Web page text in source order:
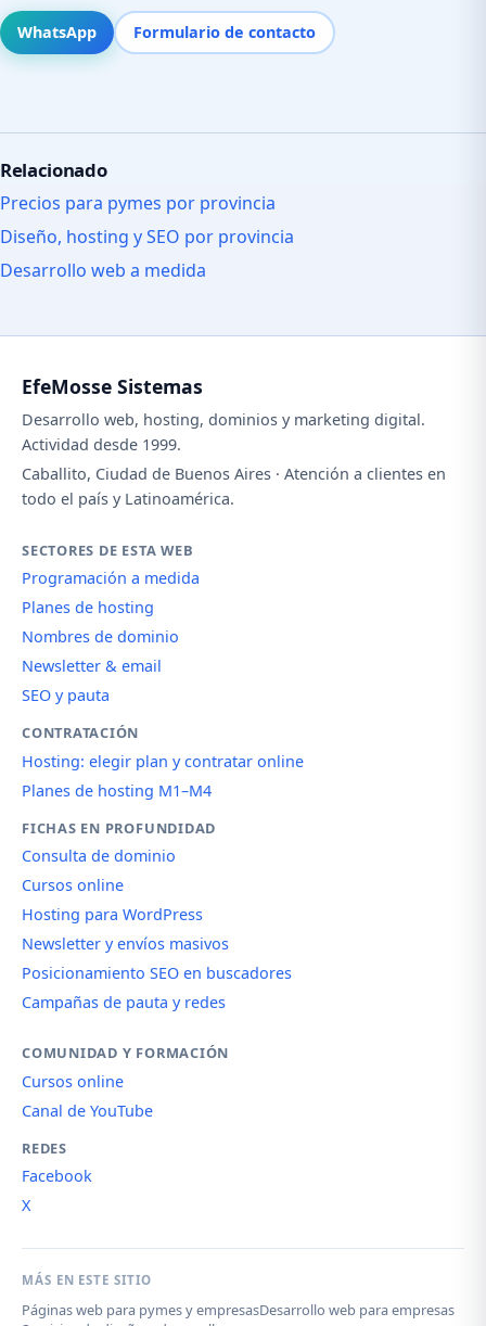
WhatsApp Formulario de contacto
Relacionado
Precios para pymes por provincia
Diseño, hosting y SEO por provincia
Desarrollo web a medida
EfeMosse Sistemas
Desarrollo web, hosting, dominios y marketing digital.
Actividad desde 1999.
Caballito, Ciudad de Buenos Aires · Atención a clientes en
todo el país y Latinoamérica.
SECTORES DE ESTA WEB
Programación a medida
Planes de hosting
Nombres de dominio
Newsletter & email
SEO y pauta
CONTRATACIÓN
Hosting: elegir plan y contratar online
Planes de hosting M1–M4
FICHAS EN PROFUNDIDAD
Consulta de dominio
Cursos online
Hosting para WordPress
Newsletter y envíos masivos
Posicionamiento SEO en buscadores
Campañas de pauta y redes
COMUNIDAD Y FORMACIÓN
Cursos online
Canal de YouTube
REDES
Facebook
X
MÁS EN ESTE SITIO
Páginas web para pymes y empresasDesarrollo web para empresas